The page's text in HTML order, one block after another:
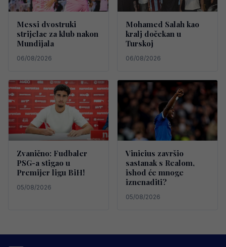
Messi dvostruki
strijelac za klub nakon
Mundijala
06/08/2026
Mohamed Salah kao
kralj dočekan u
Turskoj
06/08/2026
Zvanično: Fudbaler
PSG-a stigao u
Premijer ligu BiH!
05/08/2026
Vinicius završio
sastanak s Realom,
ishod će mnoge
iznenaditi?
05/08/2026